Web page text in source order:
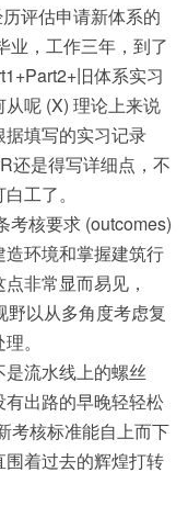
评估申请新体系的
业，工作三年，到了
旧体系实习
呢 (X) 理论上来说
填写的实习记录
还是得写详细点，不
工了。
考核要求 (outcomes)
环境和掌握建筑行
非常显而易见，
以从多角度考虑复
。
流水线上的螺丝
出路的早晚轻轻松
考核标准能自上而下
着过去的辉煌打转